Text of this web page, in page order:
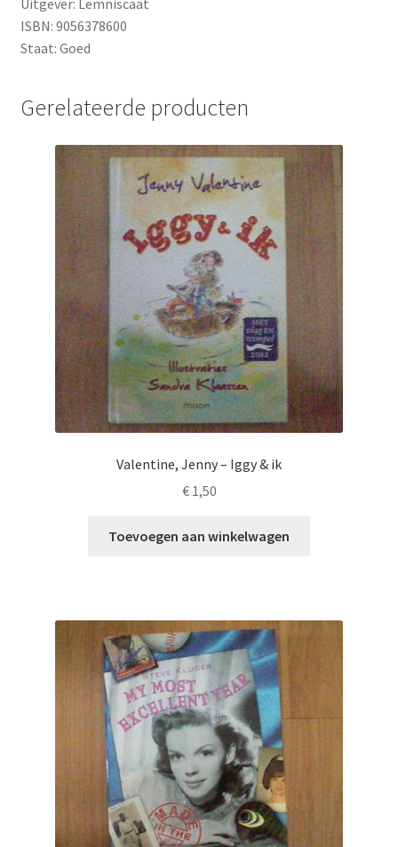
Uitgever: Lemniscaat
ISBN: 9056378600
Staat: Goed
Gerelateerde producten
Valentine, Jenny – Iggy & ik
€1,50
Toevoegen aan winkelwagen